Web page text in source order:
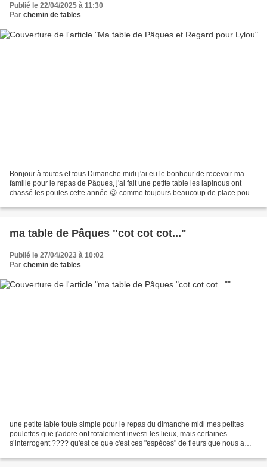
Publié le 22/04/2025 à 11:30
Par chemin de tables
Bonjour à toutes et tous Dimanche midi j'ai eu le bonheur de recevoir ma
famille pour le repas de Pâques, j'ai fait une petite table les lapinous ont
chassé les poules cette année 😉 comme toujours beaucoup de place pour
ma table de Pâques "cot cot cot..."
Publié le 27/04/2023 à 10:02
Par chemin de tables
une petite table toute simple pour le repas du dimanche midi mes petites
poulettes que j'adore ont totalement investi les lieux, mais certaines
s’interrogent ???? qu'est ce que c'est ces "espèces" de fleurs que nous a